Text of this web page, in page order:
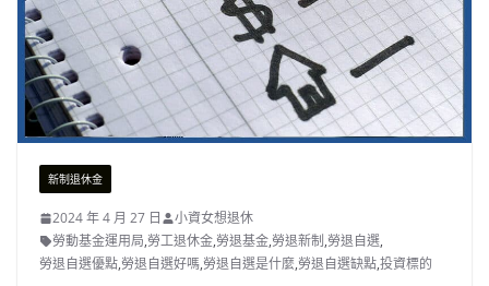
新制退休金
2024 年 4 月 27 日
小資女想退休
勞動基金運用局,勞工退休金,勞退基金,勞退新制,勞退自選,
勞退自選優點,勞退自選好嗎,勞退自選是什麼,勞退自選缺點,投資標的